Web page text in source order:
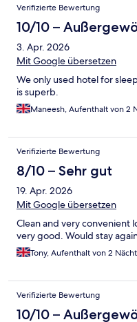
Verifizierte Bewertung
10/10 –
3. Apr. 2026
Mit Google übersetzen
We only used hotel for
is superb.
Maneesh, Aufenthalt von 2
Verifizierte Bewertung
8/10 – Sehr gut
19. Apr. 2026
Mit Google übersetzen
Clean and very convenient
very good. Would stay
Tony, Aufenthalt von 2
Verifizierte Bewertung
10/10 –